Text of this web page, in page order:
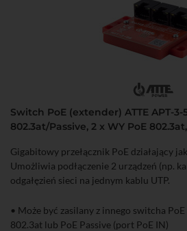
Switch PoE (extender) ATTE APT-3-
802.3at/Passive, 2 x WY PoE
Gigabitowy przełącznik PoE działający
Umożliwia podłączenie 2 urządzeń (np.
odgałęzień sieci na jednym kablu UTP.
• Może być zasilany z innego switcha
802.3at lub PoE Passive (port PoE IN)